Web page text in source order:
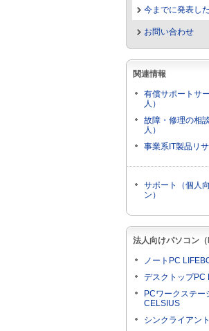
今までに発表し
お問い合わせ
関連情報
有償サポートサ
人）
故障・修理の相
人）
事業系IT製品リ
サポート（個人
ン）
法人向けパソコン（
ノートPC
デスクトップPC
PCワークステー
CELSIUS
シンクライアン